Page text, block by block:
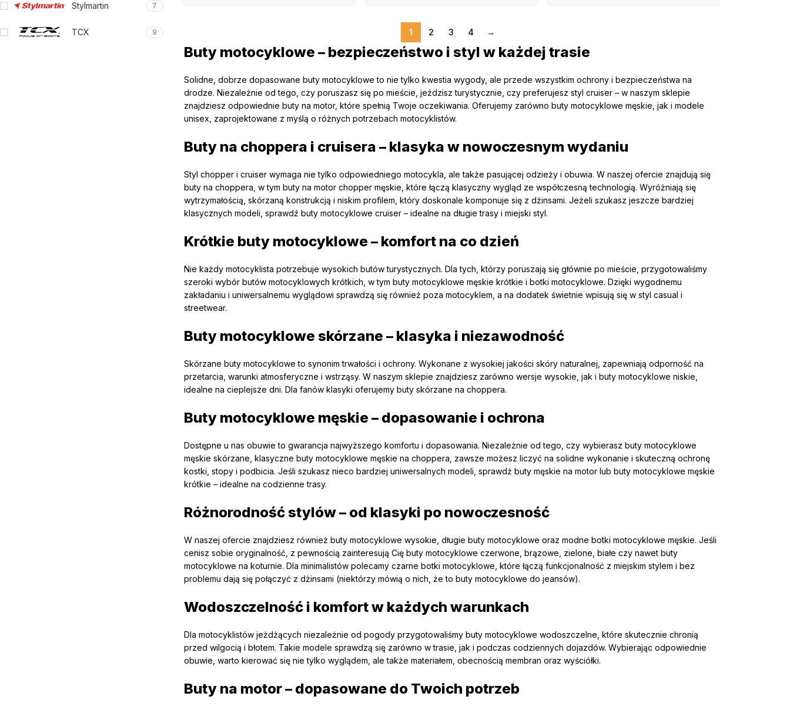
Stylmartin 7
TCX 9 1 2 3 4 →
Buty motocyklowe – bezpieczeństwo i styl w każdej trasie
Solidne, dobrze dopasowane buty motocyklowe to nie tylko kwestia wygody, ale przede wszystkim ochrony i bezpieczeństwa na
drodze. Niezależnie od tego, czy poruszasz się po mieście, jeździsz turystycznie, czy preferujesz styl cruiser – w naszym sklepie
znajdziesz odpowiednie buty na motor, które spełnią Twoje oczekiwania. Oferujemy zarówno buty motocyklowe męskie, jak i modele
unisex, zaprojektowane z myślą o różnych potrzebach motocyklistów.
Buty na choppera i cruisera – klasyka w nowoczesnym wydaniu
Styl chopper i cruiser wymaga nie tylko odpowiedniego motocykla, ale także pasującej odzieży i obuwia. W naszej ofercie znajdują się
buty na choppera, w tym buty na motor chopper męskie, które łączą klasyczny wygląd ze współczesną technologią. Wyróżniają się
wytrzymałością, skórzaną konstrukcją i niskim profilem, który doskonale komponuje się z dżinsami. Jeżeli szukasz jeszcze bardziej
klasycznych modeli, sprawdź buty motocyklowe cruiser – idealne na długie trasy i miejski styl.
Krótkie buty motocyklowe – komfort na co dzień
Nie każdy motocyklista potrzebuje wysokich butów turystycznych. Dla tych, którzy poruszają się głównie po mieście, przygotowaliśmy
szeroki wybór butów motocyklowych krótkich, w tym buty motocyklowe męskie krótkie i botki motocyklowe. Dzięki wygodnemu
zakładaniu i uniwersalnemu wyglądowi sprawdzą się również poza motocyklem, a na dodatek świetnie wpisują się w styl casual i
streetwear.
Buty motocyklowe skórzane – klasyka i niezawodność
Skórzane buty motocyklowe to synonim trwałości i ochrony. Wykonane z wysokiej jakości skóry naturalnej, zapewniają odporność na
przetarcia, warunki atmosferyczne i wstrząsy. W naszym sklepie znajdziesz zarówno wersje wysokie, jak i buty motocyklowe niskie,
idealne na cieplejsze dni. Dla fanów klasyki oferujemy buty skórzane na choppera.
Buty motocyklowe męskie – dopasowanie i ochrona
Dostępne u nas obuwie to gwarancja najwyższego komfortu i dopasowania. Niezależnie od tego, czy wybierasz buty motocyklowe
męskie skórzane, klasyczne buty motocyklowe męskie na choppera, zawsze możesz liczyć na solidne wykonanie i skuteczną ochronę
kostki, stopy i podbicia. Jeśli szukasz nieco bardziej uniwersalnych modeli, sprawdź buty męskie na motor lub buty motocyklowe męskie
krótkie – idealne na codzienne trasy.
Różnorodność stylów – od klasyki po nowoczesność
W naszej ofercie znajdziesz również buty motocyklowe wysokie, długie buty motocyklowe oraz modne botki motocyklowe męskie. Jeśli
cenisz sobie oryginalność, z pewnością zainteresują Cię buty motocyklowe czerwone, brązowe, zielone, białe czy nawet buty
motocyklowe na koturnie. Dla minimalistów polecamy czarne botki motocyklowe, które łączą funkcjonalność z miejskim stylem i bez
problemu dają się połączyć z dżinsami (niektórzy mówią o nich, że to buty motocyklowe do jeansów).
Wodoszczelność i komfort w każdych warunkach
Dla motocyklistów jeżdżących niezależnie od pogody przygotowaliśmy buty motocyklowe wodoszczelne, które skutecznie chronią
przed wilgocią i błotem. Takie modele sprawdzą się zarówno w trasie, jak i podczas codziennych dojazdów. Wybierając odpowiednie
obuwie, warto kierować się nie tylko wyglądem, ale także materiałem, obecnością membran oraz wyściółki.
Buty na motor – dopasowane do Twoich potrzeb